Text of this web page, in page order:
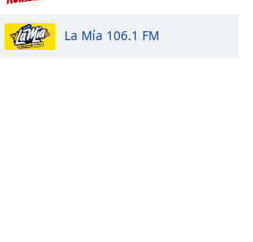
La Mía 106.1 FM